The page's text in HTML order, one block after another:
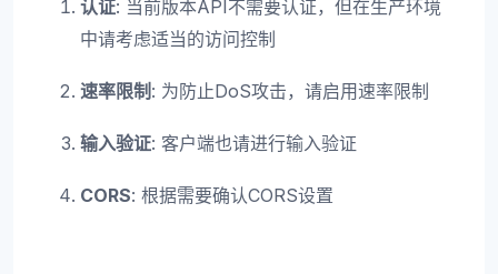
认证: 当前版本API不需要认证，但在生产环境
中请考虑适当的访问控制
速率限制 : 为防止DoS攻击，请启用速率限制
输入验证: 客户端也请进行输入验证
CORS: 根据需要确认CORS设置